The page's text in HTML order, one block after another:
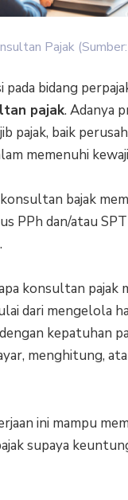
Pajak (Sumber:
pada bidang
pajak. Adanya
pajak, baik
memenuhi
bajak
PPh dan/atau
konsultan pajak
dari mengelola
kepatuhan
menghitung,
ini mampu
supaya